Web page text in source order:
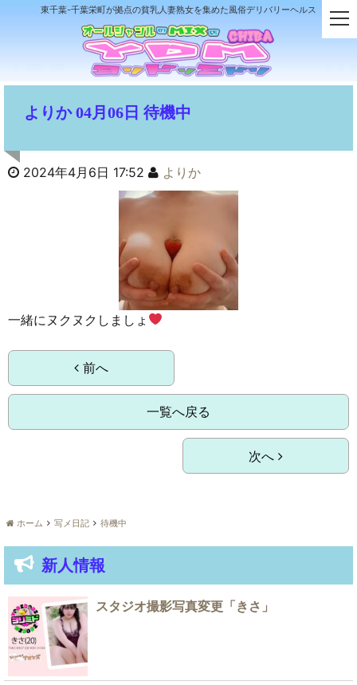
東千葉-千葉栄町が拠点の貧乳人妻熟女を集めた風俗デリバリーヘルス
よりか 04月06日 待機中
2024年4月6日 17:52 よりか
一緒にヌクヌクしましょ
前へ
一覧へ戻る
次へ
ホーム 写メ日記 待機中
新人情報
スタジオ撮影写真変更「きさ」
t
o
l
v